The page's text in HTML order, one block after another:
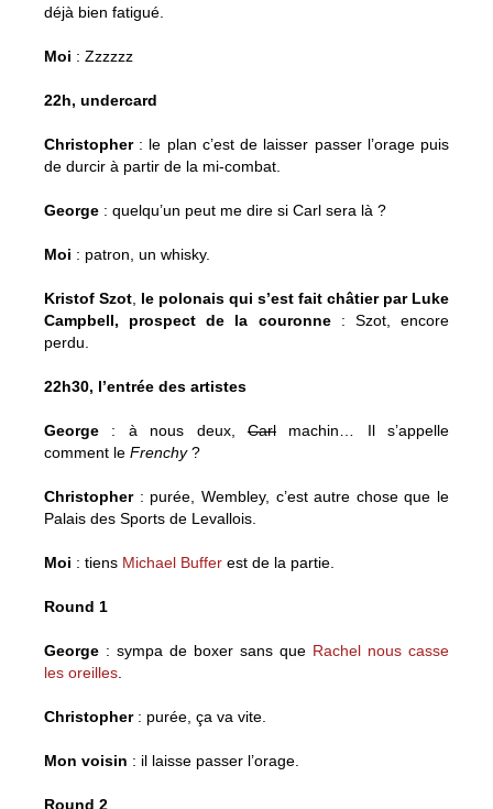
déjà bien fatigué.
Moi : Zzzzzz
22h, undercard
Christopher: le plan c’est de laisser passer l’orage puis
de durcir à partir de la mi-combat.
George : quelqu’un peut me dire si Carl sera là ?
Moi : patron, un whisky.
Kristof Szot le polonais qui s’est fait châtier par Luke
Campbell, prospect de la couronne: Szot, encore
perdu.
22h30, l’entrée des artistes
George : à nous deux,Carlmachin… Il s’appelle
comment le Frenchy?
Christopher: purée, Wembley, c’est autre chose que le
Palais des Sports de Levallois.
Moi : tiens Michael Buffer est de la partie.
Round 1
George : sympa de boxer sans que Rachel nous casse
les oreilles
Christopher: purée, ça va vite.
Mon voisin : il laisse passer l’orage.
Round 2